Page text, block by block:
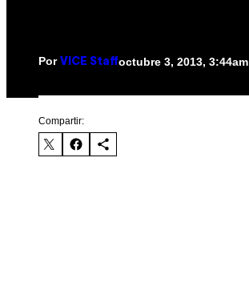
Por VICE Staffoctubre 3, 2013, 3:44am
Compartir: